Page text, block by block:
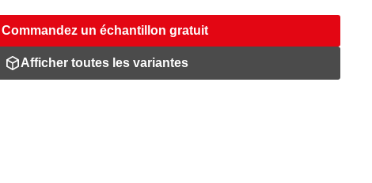
Commandez un échantillon gratuit
Afficher toutes les variantes